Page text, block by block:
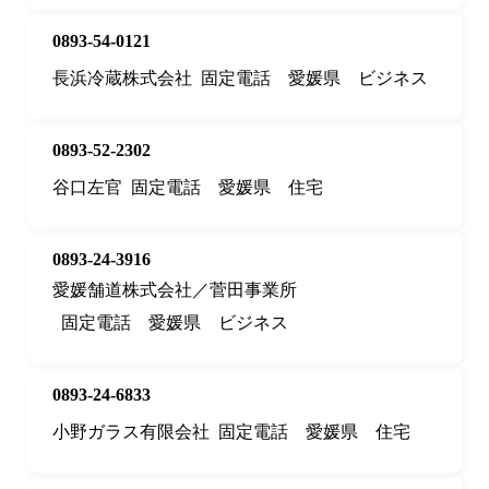
0893-54-0121
長浜冷蔵株式会社
固定電話 愛媛県 ビジネス
0893-52-2302
谷口左官
固定電話 愛媛県 住宅
0893-24-3916
愛媛舗道株式会社／菅田事業所
固定電話
愛媛県 ビジネス
0893-24-6833
小野ガラス有限会社
固定電話 愛媛県 住宅